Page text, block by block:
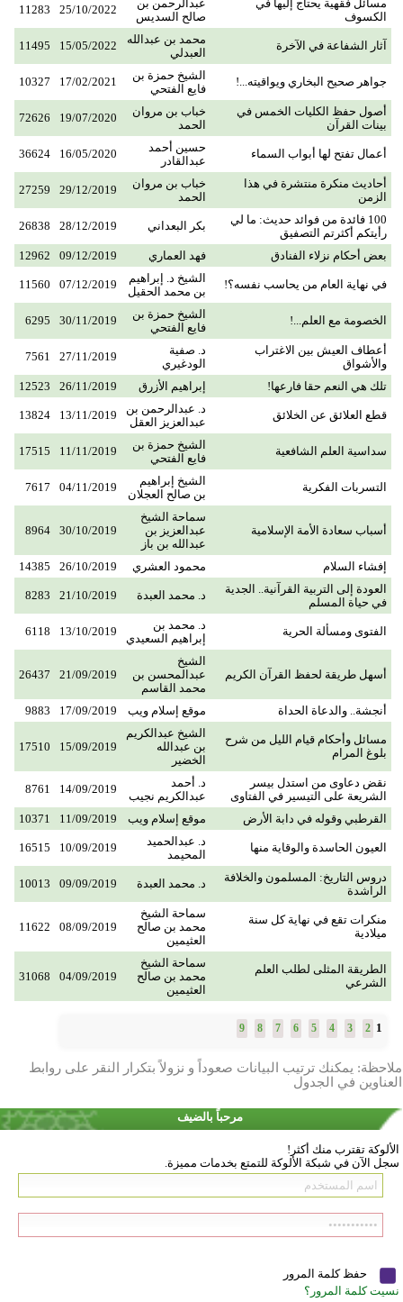
مسائل فقهية يحتاج إليها في
الكسوف
عبدالرحمن بن
صالح السديس
25/10/2022
11283
آثار الشفاعة في الآخرة
محمد بن عبدالله
العبدلي
15/05/2022
11495
جواهر صحيح البخاري ويواقيته...!
الشيخ حمزة بن
فايع الفتحي
17/02/2021
10327
أصول حفظ الكليات الخمس في
بينات القرآن
خباب بن مروان
الحمد
19/07/2020
72626
أعمال تفتح لها أبواب السماء
حسين أحمد
عبدالقادر
16/05/2020
36624
أحاديث منكرة منتشرة في هذا
الزمن
خباب بن مروان
الحمد
29/12/2019
27259
100 فائدة من فوائد حديث: ما لي
رأيتكم أكثرتم التصفيق
بكر البعداني 28/12/2019
26838
بعض أحكام نزلاء الفنادق فهد العماري 09/12/2019
12962
في نهاية العام من يحاسب نفسه؟!
الشيخ د. إبراهيم
بن محمد الحقيل
07/12/2019
11560
الخصومة مع العلم...!
الشيخ حمزة بن
فايع الفتحي
30/11/2019
6295
أعطاف العيش بين الاغتراب
والأشواق
د. صفية
الودغيري
27/11/2019
7561
تلك هي النعم حقا فارعها! إبراهيم الأزرق 26/11/2019
12523
قطع العلائق عن الخلائق ‏‏
د. عبدالرحمن بن
عبدالعزيز العقل
13/11/2019
13824
سداسية العلم الشافعية
الشيخ حمزة بن
فايع الفتحي
11/11/2019
17515
التسربات الفكرية
الشيخ إبراهيم
بن صالح العجلان
04/11/2019
7617
أسباب سعادة الأمة الإسلامية
سماحة الشيخ
عبدالعزيز بن
عبدالله بن باز
30/10/2019
8964
إفشاء السلام محمود العشري 26/10/2019
14385
العودة إلى التربية القرآنية.. الجدية
في حياة المسلم
د. محمد العبدة 21/10/2019
8283
الفتوى ومسألة الحرية
د. محمد بن
إبراهيم السعيدي
13/10/2019
6118
أسهل طريقة لحفظ القرآن الكريم
الشيخ
عبدالمحسن بن
محمد القاسم
21/09/2019
26437
أنجشة.. والدعاة الحداة موقع إسلام ويب 17/09/2019
9883
مسائل وأحكام قيام الليل من شرح
بلوغ المرام
الشيخ عبدالكريم
بن عبدالله
الخضير
15/09/2019
17510
نقض دعاوى من استدل بيسر
الشريعة على التيسير في الفتاوى
د. أحمد
عبدالكريم نجيب
14/09/2019
8761
القرطبي وقوله في دابة الأرض موقع إسلام ويب 11/09/2019
10371
العيون الحاسدة والوقاية منها
د. عبدالحميد
المحيمد
10/09/2019
16515
دروس التاريخ: المسلمون والخلافة
الراشدة
د. محمد العبدة 09/09/2019
10013
منكرات تقع في نهاية كل سنة
ميلادية
سماحة الشيخ
محمد بن صالح
العثيمين
08/09/2019
11622
الطريقة المثلى لطلب العلم
الشرعي
سماحة الشيخ
محمد بن صالح
العثيمين
04/09/2019
31068
1
2
3
4
5
6
7
8
9
ملاحظة: يمكنك ترتيب البيانات صعوداً و نزولاً بتكرار النقر على روابط
العناوين في الجدول
مرحباً بالضيف
الألوكة تقترب منك أكثر!
سجل الآن في شبكة الألوكة للتمتع بخدمات مميزة.
حفظ كلمة المرور
نسيت كلمة المرور؟